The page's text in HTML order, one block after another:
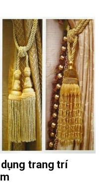
trang trí